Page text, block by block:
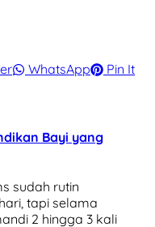
WhatsApp Pin It
Bayi yang
sudah rutin
tapi selama
2 hingga 3 kali